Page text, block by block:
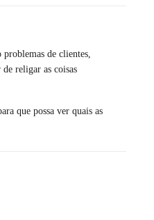
de clientes,
religar as coisas
que possa ver quais as